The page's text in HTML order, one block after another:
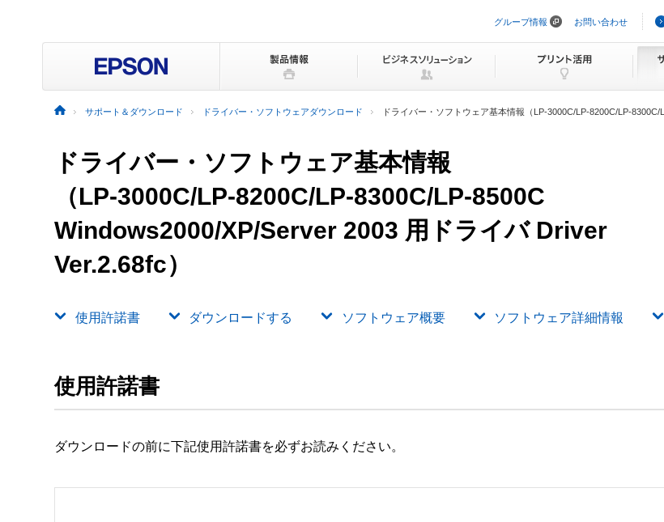
ビ
ョ
を
グループ情報 お問い合わせ
サポート＆ダウンロード ドライバー・ソフトウェアダウンロード ドライバー・ソフトウェア基本情報（LP-3000C/LP-8200C/LP-
ドライバー・ソフトウェア基本情報
（LP-3000C/LP-8200C/LP-8300C/LP-8500C
Windows2000/XP/Server 2003 用ドライバ Driver
Ver.2.68fc）
使用許諾書 ダウンロードする ソフトウェア概要 ソフトウェア詳細情報
使用許諾書
ダウンロードの前に下記使用許諾書を必ずお読みください。